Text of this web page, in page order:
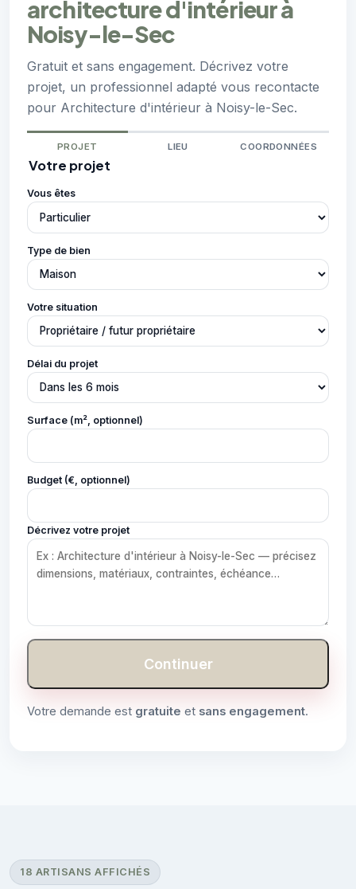
architecture d'intérieur à
Noisy-le-Sec
Gratuit et sans engagement. Décrivez votre
projet, un professionnel adapté vous recontacte
pour Architecture d'intérieur à Noisy-le-Sec.
PROJET LIEU COORDONNÉES
Votre projet
Vous êtes
Type de bien
Votre situation
Délai du projet
Surface (m², optionnel)
Budget (€, optionnel)
Décrivez votre projet
Continuer
Votre demande est gratuite et sans engagement.
18 ARTISANS AFFICHÉS